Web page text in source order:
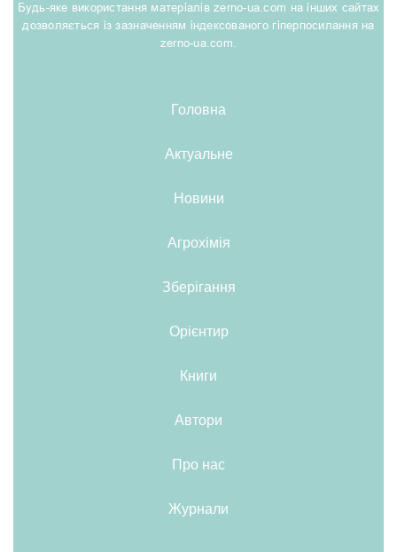
Будь-яке використання матеріалів zerno-ua.com на інших сайтах
дозволяється із зазначенням індексованого гіперпосилання на
zerno-ua.com.
Головна
Актуальне
Новини
Агрохімія
Зберігання
Орієнтир
Книги
Автори
Про нас
Журнали